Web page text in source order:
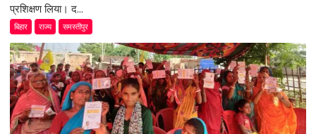
प्रशिक्षण लिया। द...
बिहार राज्य समस्तीपुर